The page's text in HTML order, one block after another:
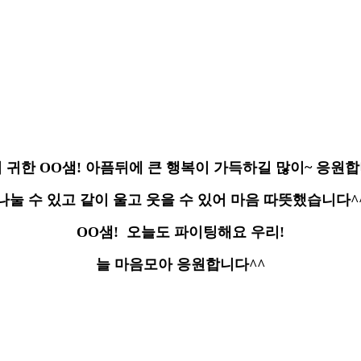
귀한 OO샘! 아픔뒤에 큰 행복이 가득하길 많이~ 응원
눌 수 있고 같이 울고 웃을 수 있어 마음 따뜻했습니다
OO샘! 오늘도 파이팅해요 우리!
늘 마음모아 응원합니다^^